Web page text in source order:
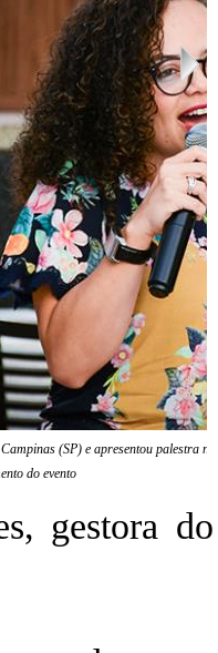
(SP) e apresentou palestra no
do evento
gestora